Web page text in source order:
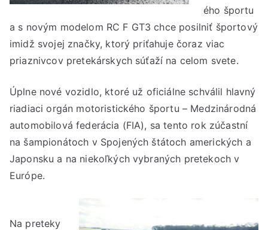
ého športu
a s novým modelom RC F GT3 chce posilniť športový
imidž svojej značky, ktorý priťahuje čoraz viac
priaznivcov pretekárskych súťaží na celom svete.
Úplne nové vozidlo, ktoré už oficiálne schválil hlavný
riadiaci orgán motoristického športu – Medzinárodná
automobilová federácia (FIA), sa tento rok zúčastní
na šampionátoch v Spojených štátoch amerických a
Japonsku a na niekoľkých vybraných pretekoch v
Európe.
Na preteky